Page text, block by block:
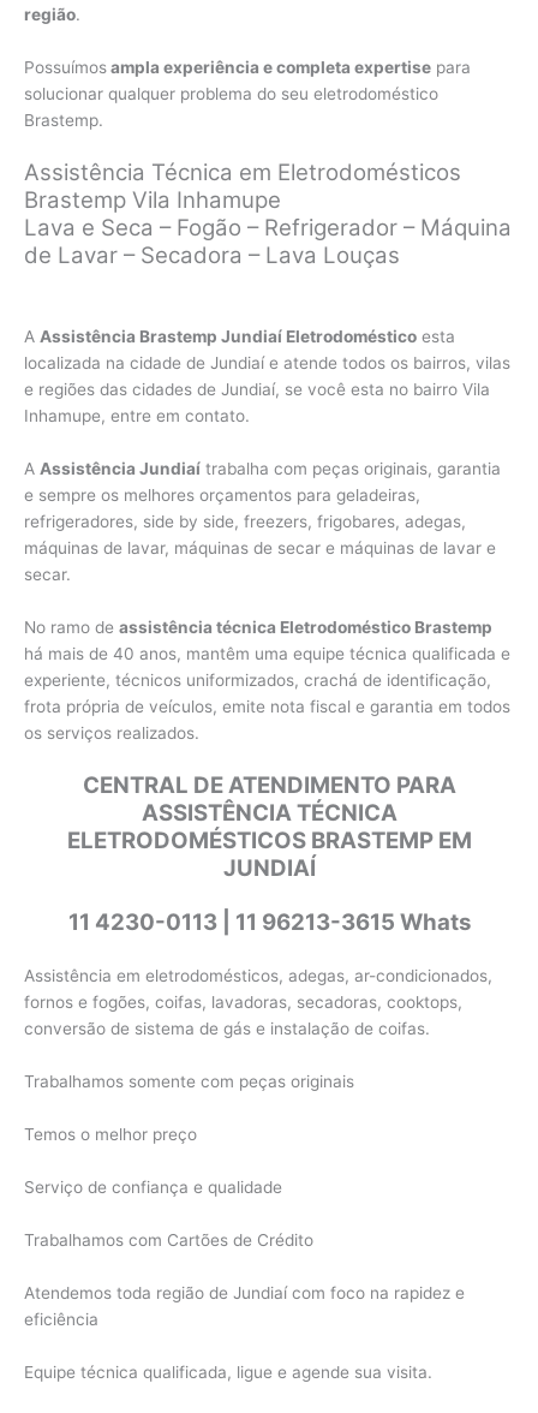
região.
Possuímosampla experiência e completa expertise para
solucionar qualquer problema do seu eletrodoméstico
Brastemp.
Assistência Técnica em Eletrodomésticos
Brastemp Vila Inhamupe
Lava e Seca – Fogão – Refrigerador – Máquina
de Lavar – Secadora – Lava Louças
A Assistência Brastemp Jundiaí Eletrodoméstico esta
localizada na cidade de Jundiaí e atende todos os bairros, vilas
e regiões das cidades de Jundiaí, se você esta no bairro Vila
Inhamupe, entre em contato.
A Assistência Jundiaí trabalha com peças originais, garantia
e sempre os melhores orçamentos para geladeiras,
refrigeradores, side by side, freezers, frigobares, adegas,
máquinas de lavar, máquinas de secar e máquinas de lavar e
secar.
No ramo de assistência técnica Eletrodoméstico Brastemp
há mais de 40 anos, mantêm uma equipe técnica qualificada e
experiente, técnicos uniformizados, crachá de identificação,
frota própria de veículos, emite nota fiscal e garantia em todos
os serviços realizados.
CENTRAL DE ATENDIMENTO PARA
ASSISTÊNCIA TÉCNICA
ELETRODOMÉSTICOS BRASTEMP EM
JUNDIAÍ
11 4230-0113 | 11 96213-3615 Whats
Assistência em eletrodomésticos, adegas, ar-condicionados,
fornos e fogões, coifas, lavadoras, secadoras, cooktops,
conversão de sistema de gás e instalação de coifas.
Trabalhamos somente com peças originais
Temos o melhor preço
Serviço de confiança e qualidade
Trabalhamos com Cartões de Crédito
Atendemos toda região de Jundiaí com foco na rapidez e
eficiência
Equipe técnica qualificada, ligue e agende sua visita.